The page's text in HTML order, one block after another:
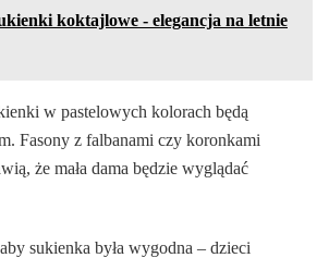
koktajlowe - elegancja na letnie
w pastelowych kolorach będą
Fasony z falbanami czy koronkami
że mała dama będzie wyglądać
sukienka była wygodna – dzieci